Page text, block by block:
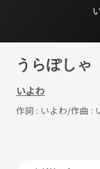
うらぽしゃ
いよわ
作詞 : いよわ/作曲 :